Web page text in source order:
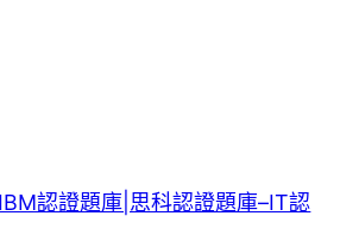
認證題庫|思科認證題庫–IT認